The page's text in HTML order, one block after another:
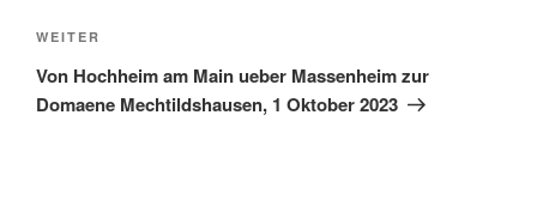
Nächster
Beitrag
WEITER
Von Hochheim am Main ueber Massenheim zur
Domaene Mechtildshausen, 1 Oktober 2023